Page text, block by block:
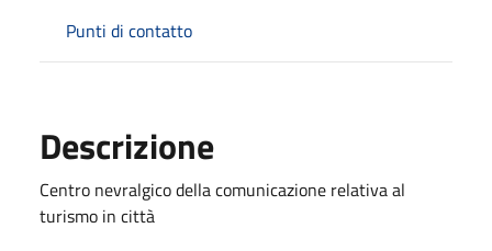
Punti di contatto
Descrizione
Centro nevralgico della comunicazione relativa al
turismo in città